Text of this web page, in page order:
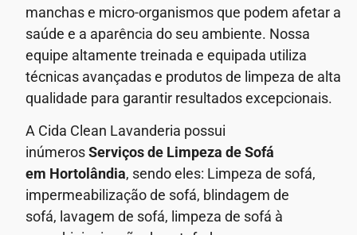
manchas e micro-organismos que podem afetar a
saúde e a aparência do seu ambiente. Nossa
equipe altamente treinada e equipada utiliza
técnicas avançadas e produtos de limpeza de alta
qualidade para garantir resultados excepcionais.
A Cida Clean Lavanderia possui
inúmerosServiços de Limpeza de Sofá
em Hortolândia, sendo eles: Limpeza de sofá,
impermeabilização de sofá, blindagem de
sofá, lavagem de sofá, limpeza de sofá à